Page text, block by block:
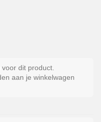
dit product.
aan je winkelwagen